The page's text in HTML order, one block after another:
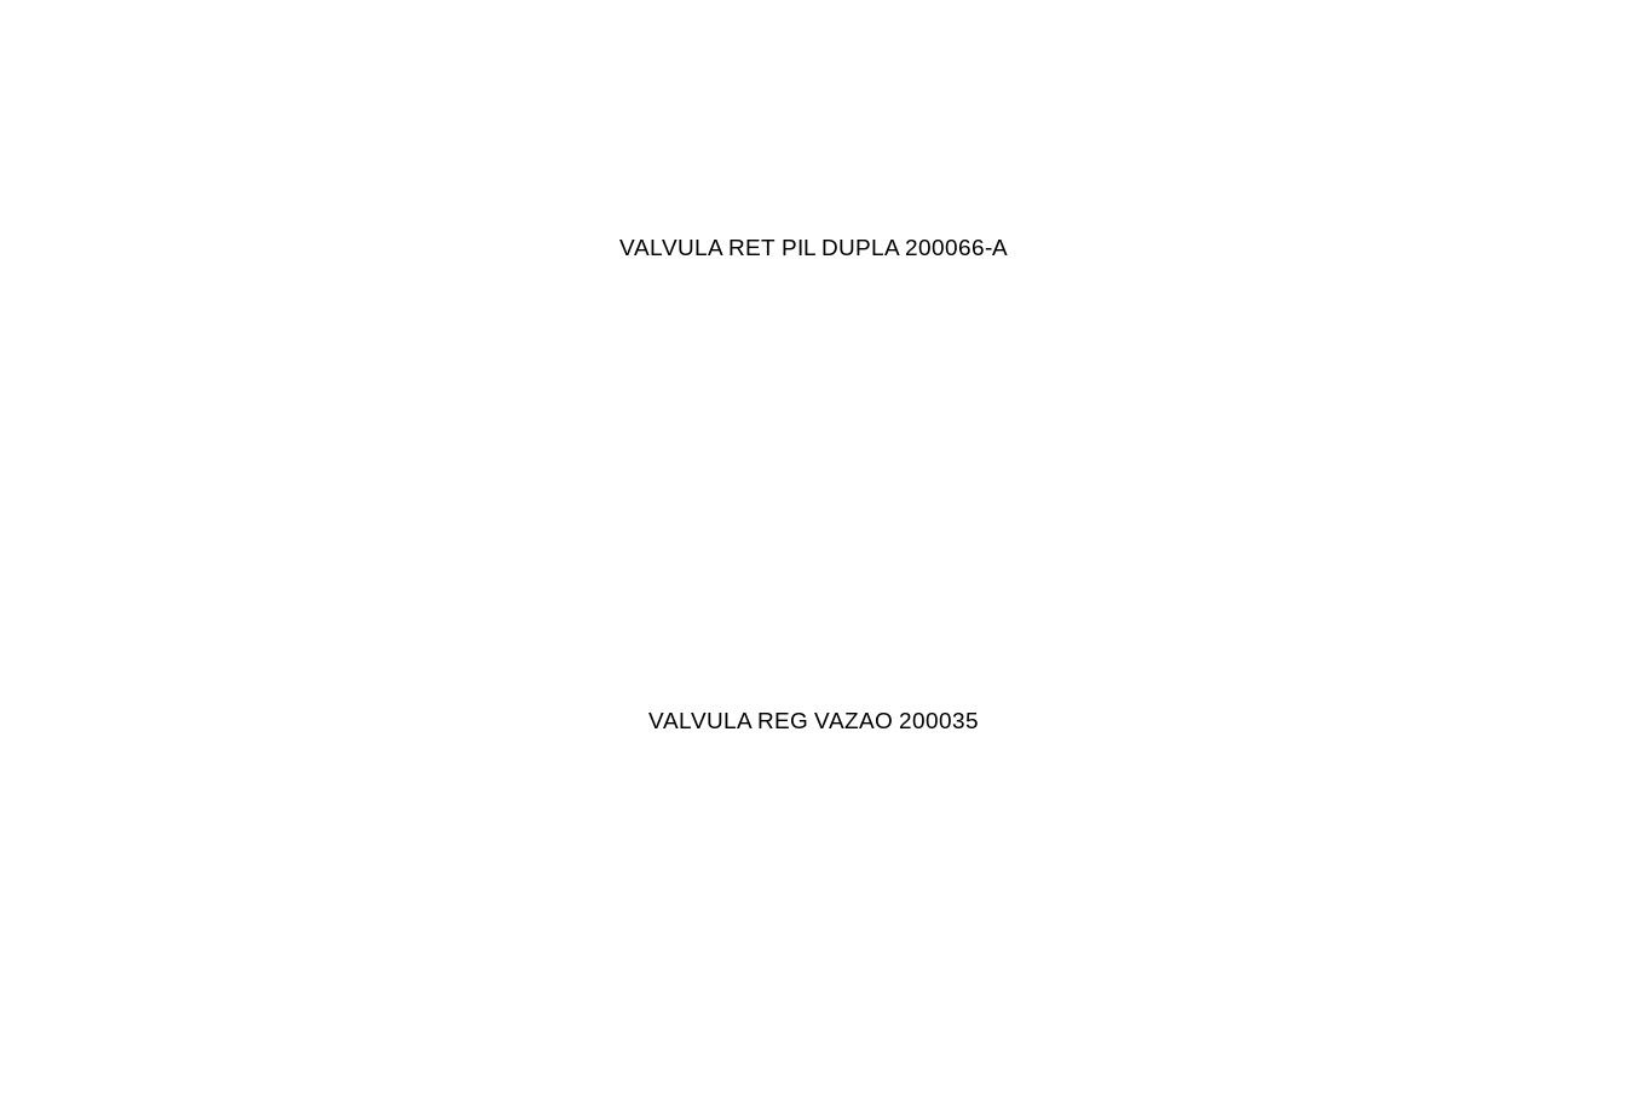
VALVULA RET PIL DUPLA 200066-A
VALVULA REG VAZAO 200035